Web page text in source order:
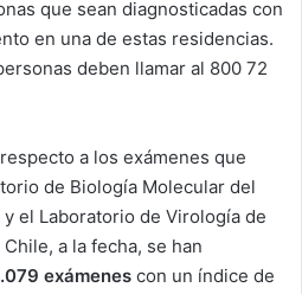
que sean diagnosticadas con
en una de estas residencias.
deben llamar al 800 72
a los exámenes que
de Biología Molecular del
el Laboratorio de Virología de
a la fecha, se han
exámenes con un índice de